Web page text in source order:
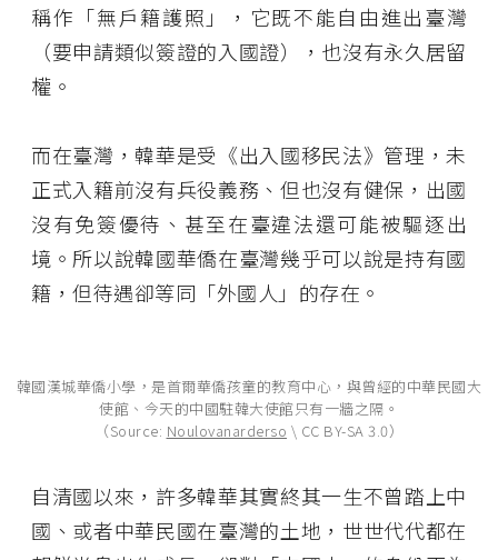
稱作「無戶籍護照」，它既不能自由進出臺灣
（要申請類似簽證的入國證），也沒有永久居留
權。
而在臺灣，韓華是受《出入國移民法》管理，未
正式入籍前沒有兵役義務、但也沒有健保，出國
沒有免簽優待、甚至在臺違法還可能被驅逐出
境。所以說韓國華僑在臺灣幾乎可以說是持有國
籍，但待遇卻等同「外國人」的存在。
韓國漢城華僑小學，是首爾華僑孩童的教育中心，與曾經的中華民國大
使館、今天的中國駐韓大使館只有一牆之隔。
（Source: Noulovanarderso \ CC BY-SA 3.0）
自清國以來，許多韓華其實終其一生不曾踏上中
國、或者中華民國在臺灣的土地，世世代代都在